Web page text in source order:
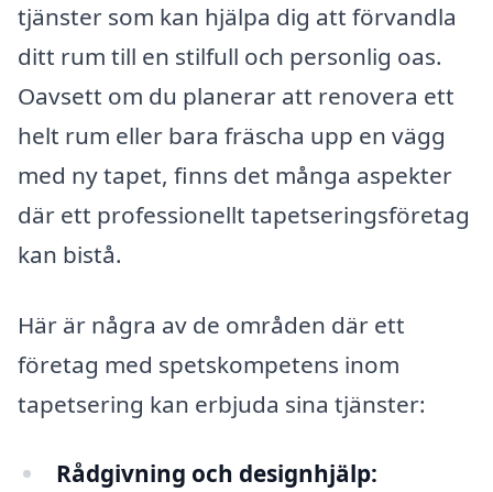
tjänster som kan hjälpa dig att förvandla
ditt rum till en stilfull och personlig oas.
Oavsett om du planerar att renovera ett
helt rum eller bara fräscha upp en vägg
med ny tapet, finns det många aspekter
där ett professionellt tapetseringsföretag
kan bistå.
Här är några av de områden där ett
företag med spetskompetens inom
tapetsering kan erbjuda sina tjänster:
Rådgivning och designhjälp: